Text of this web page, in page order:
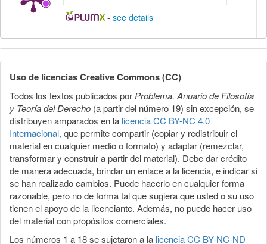
- see details
Detalles
del
artículo
Uso de licencias Creative Commons (CC)
Todos los textos publicados porProblema. Anuario de Filosofía
y Teoría del Derecho (a partir del número 19) sin excepción, se
distribuyen amparados en la licencia CC BY-NC 4.0
Internacional, que permite compartir (copiar y redistribuir el
material en cualquier medio o formato) y adaptar (remezclar,
transformar y construir a partir del material). Debe dar crédito
de manera adecuada, brindar un enlace a la licencia, e indicar si
se han realizado cambios. Puede hacerlo en cualquier forma
razonable, pero no de forma tal que sugiera que usted o su uso
tienen el apoyo de la licenciante. Además, no puede hacer uso
del material con propósitos comerciales.
Los números 1 a 18 se sujetaron a la licencia CC BY-NC-ND